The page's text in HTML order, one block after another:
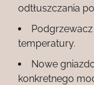
odtłuszczania
temperatury.
Nowe
konkretnego